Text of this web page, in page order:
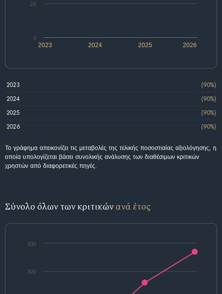
2024 2026
2023 2025
0
20
2023
(90%)
2024
(90%)
2025
(90%)
2026
(90%)
Το γράφημα απεικονίζει τις μεταβολές της τελικής ποσοστιαίας αξιολόγησης, η
οποία υπολογίζεται βάσει συνολικής ανάλυσης των διαθέσιμων κριτικών
χρηστών από διαφορετικές πηγές.
Σύνολο όλων των κριτικών ανά έτος
320
330